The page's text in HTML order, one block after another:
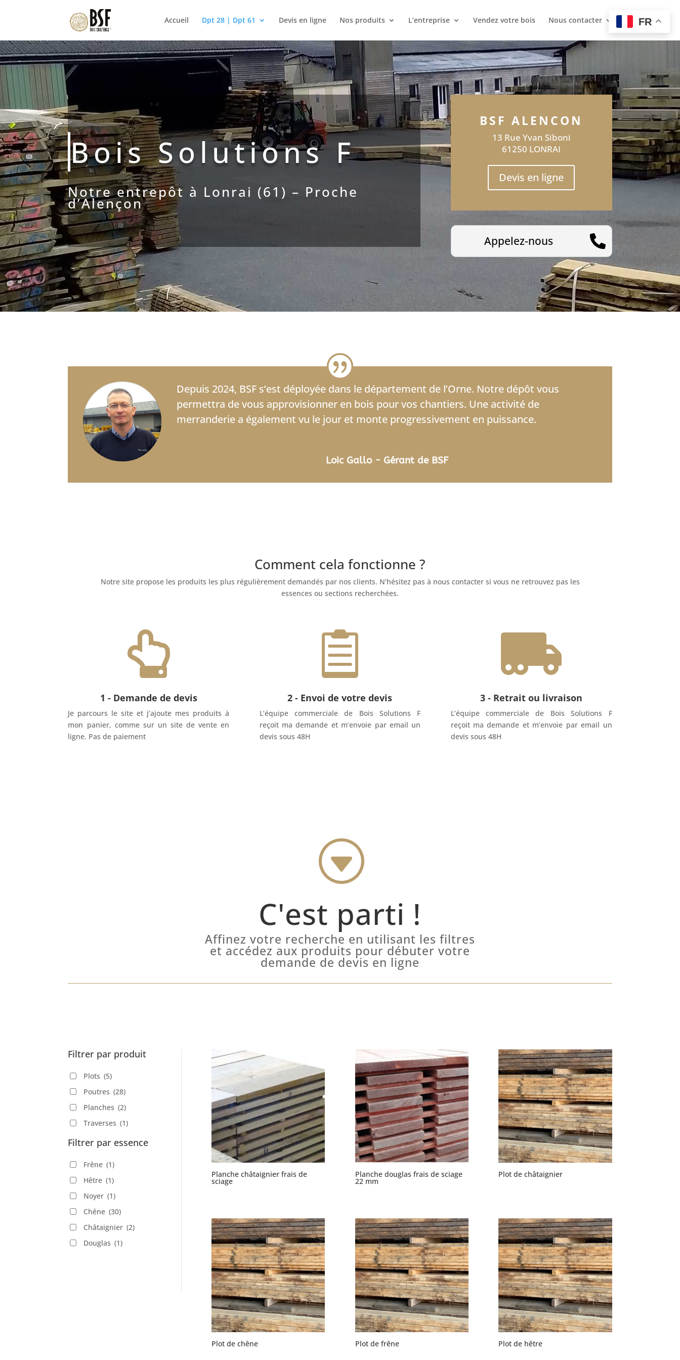
Accueil Dpt 28 | Dpt 61 Devis en ligne Nos produits L’entreprise Vendez votre bois Nous contacter
Bois Solutions F
Notre entrepôt à Lonrai (61) – Proche
d’Alençon
BSF ALENCON
13 Rue Yvan Siboni
61250 LONRAI
Devis en ligne
Appelez-nous
Depuis 2024, BSF s’est déployée dans le département de l’Orne. Notre dépôt vous
permettra de vous approvisionner en bois pour vos chantiers. Une activité de
merranderie a également vu le jour et monte progressivement en puissance.
Loic Gallo - Gérant de BSF
Comment cela fonctionne ?
Notre site propose les produits les plus régulièrement demandés par nos clients. N’hésitez pas à nous contacter si vous ne retrouvez pas les
essences ou sections recherchées.

1 - Demande de devis
Je parcours le site et j’ajoute mes produits à
mon panier, comme sur un site de vente en
ligne. Pas de paiement

2 - Envoi de votre devis
L’équipe commerciale de Bois Solutions F
reçoit ma demande et m’envoie par email un
devis sous 48H

3 - Retrait ou livraison
L’équipe commerciale de Bois Solutions F
reçoit ma demande et m’envoie par email un
devis sous 48H
G
C'est parti !
Affinez votre recherche en utilisant les filtres
et accédez aux produits pour débuter votre
demande de devis en ligne
Filtrer par produit
Plots (5)
Poutres (28)
Planches (2)
Traverses (1)
Filtrer par essence
Frêne (1)
Hêtre (1)
Noyer (1)
Chêne (30)
Châtaignier (2)
Douglas (1)
Planche châtaignier frais de
sciage
Planche douglas frais de sciage
22 mm
Plot de châtaignier
Plot de chêne Plot de frêne Plot de hêtre
FR